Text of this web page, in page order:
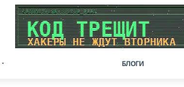
БЛОГИ